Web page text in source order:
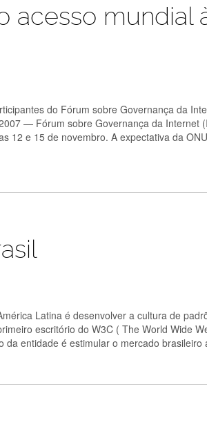
acesso mundial
do Fórum sobre Governança da
— Fórum sobre Governança da Internet
12 e 15 de novembro. A expectativa da
Latina é desenvolver a cultura de
escritório do W3C ( The World Wide
entidade é estimular o mercado brasileiro